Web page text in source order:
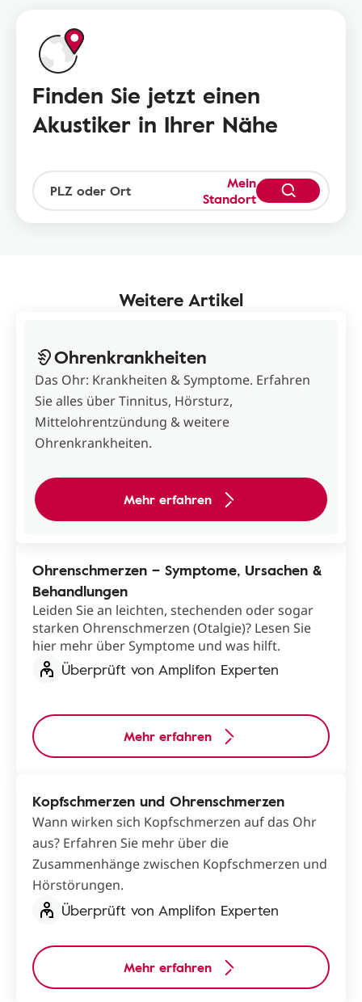
Finden Sie jetzt einen
Akustiker in Ihrer Nähe
Mein
Standort
Weitere Artikel
Ohrenkrankheiten
Das Ohr: Krankheiten & Symptome. Erfahren
Sie alles über Tinnitus, Hörsturz,
Mittelohrentzündung & weitere
Ohrenkrankheiten.
Mehr erfahren
Ohrenschmerzen – Symptome, Ursachen &
Behandlungen
Leiden Sie an leichten, stechenden oder sogar
starken Ohrenschmerzen (Otalgie)? Lesen Sie
hier mehr über Symptome und was hilft.
Überprüft von Amplifon Experten
Mehr erfahren
Kopfschmerzen und Ohrenschmerzen
Wann wirken sich Kopfschmerzen auf das Ohr
aus? Erfahren Sie mehr über die
Zusammenhänge zwischen Kopfschmerzen und
Hörstörungen.
Überprüft von Amplifon Experten
Mehr erfahren